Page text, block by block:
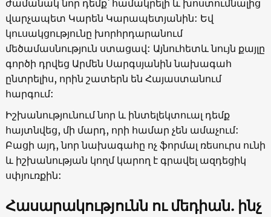
ժամանակ նոր դեմք՝ համակրելի և խոստումնալից
վարչապետ Կարեն Կարապետյանին: Եվ
կուսակցությունը խորհրդարանում
մեծամասնություն ստացավ: Այնուհետև նույն քայլը
գործի դրվեց Արմեն Սարգսյանին նախագահ
ընտրելիս, որին շատերն են Հայաստանում
հարգում:
Իշխանությունում նոր և ինտելեկտուալ դեմք
հայտնվեց, մի մարդ, որի համար չեն ամաչում:
Բացի այդ, նոր նախագահը ոչ ֆորմալ ռեսուրս ունի
և իշխանության կողմ կարող է գրավել ազդեցիկ
սփյուռքին:
Հասարակությունն ու մեդիան. ինչ